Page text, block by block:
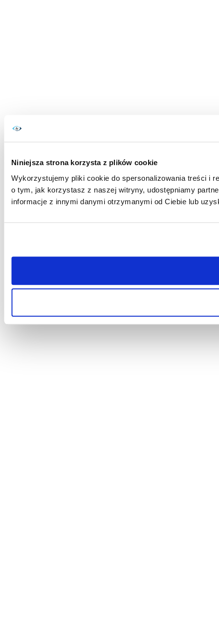
Niniejsza strona korzysta z plików cookie
Wykorzystujemy pliki cookie do spersonalizowania treści i
o tym, jak korzystasz z naszej witryny, udostępniamy
informacje z innymi danymi otrzymanymi od Ciebie lub